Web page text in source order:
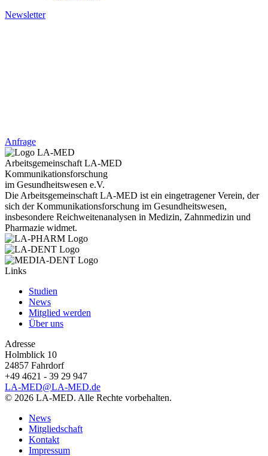
Newsletter
Anfrage
Arbeitsgemeinschaft LA-MED
Kommunikationsforschung
im Gesundheitswesen e.V.
Die Arbeitsgemeinschaft LA-MED ist ein eingetragener Verein, der
sich der Kommunikationsforschung im Gesundheitswesen,
insbesondere Reichweitenanalysen in Medizin, Zahnmedizin und
Pharmazie widmet.
Links
Studien
News
Mitglied werden
Über uns
Adresse
Holmblick 10
24857 Fahrdorf
+49 4621 - 39 29 947
LA-MED@LA-MED.de
© 2026 LA-MED. Alle Rechte vorbehalten.
News
Mitgliedschaft
Kontakt
Impressum